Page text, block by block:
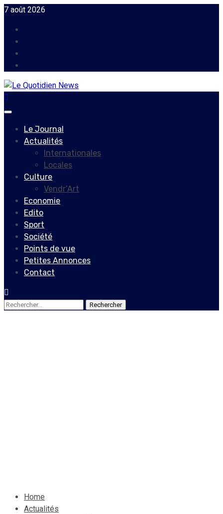
Skip
content
7 août 2026
Primary
Le Journal
Actualités
Internationales
Locales
Culture
Vendr’Art
Economie
Edito
Sport
Société
Points de vue
Petites Annonces
Contact
Rechercher :
Home
Actualités